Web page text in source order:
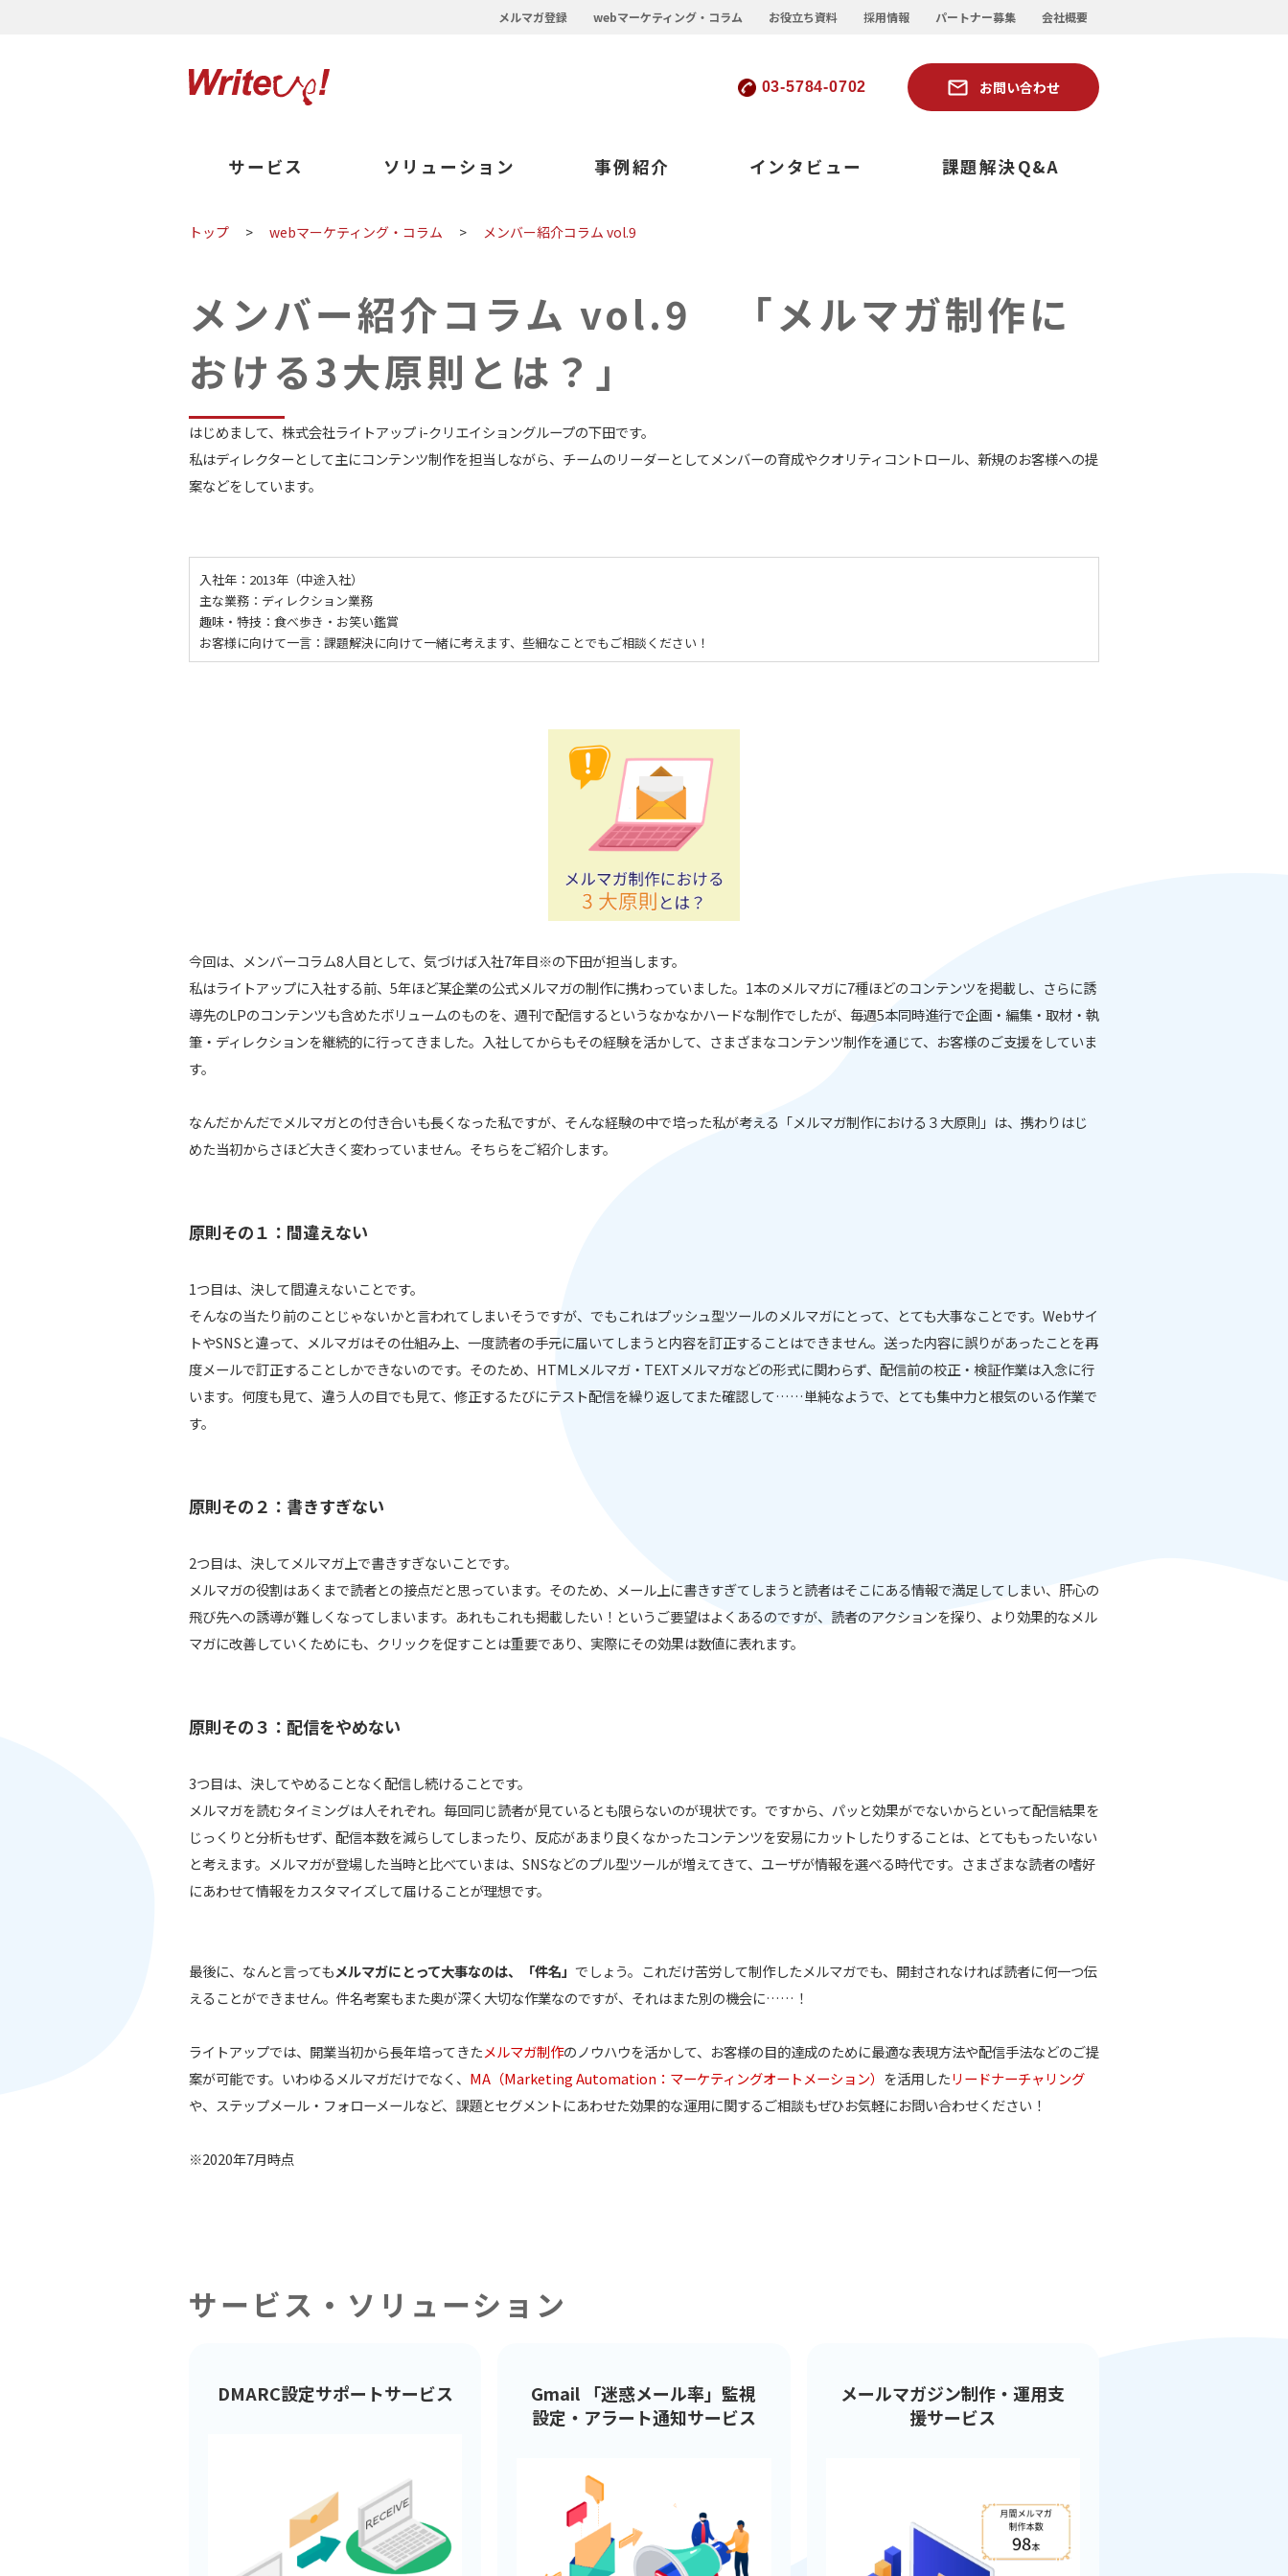
メルマガ登録 webマーケティング・コラム お役立ち資料 採用情報 パートナー募集 会社概要
03-5784-0702 お問い合わせ
サービス ソリューション 事例紹介 インタビュー 課題解決Q&A
トップ > webマーケティング・コラム > メンバー紹介コラム vol.9
メンバー紹介コラム vol.9 「メルマガ制作に
おける3大原則とは？」
はじめまして、株式会社ライトアップ i-クリエイショングループの下田です。
私はディレクターとして主にコンテンツ制作を担当しながら、チームのリーダーとしてメンバーの育成やクオリティコントロール、新規のお客様への提
案などをしています。
入社年：2013年（中途入社）
主な業務：ディレクション業務
趣味・特技：食べ歩き・お笑い鑑賞
お客様に向けて一言：課題解決に向けて一緒に考えます、些細なことでもご相談ください！
今回は、メンバーコラム8人目として、気づけば入社7年目※の下田が担当します。
私はライトアップに入社する前、5年ほど某企業の公式メルマガの制作に携わっていました。1本のメルマガに7種ほどのコンテンツを掲載し、さらに誘
導先のLPのコンテンツも含めたボリュームのものを、週刊で配信するというなかなかハードな制作でしたが、毎週5本同時進行で企画・編集・取材・執
筆・ディレクションを継続的に行ってきました。入社してからもその経験を活かして、さまざまなコンテンツ制作を通じて、お客様のご支援をしていま
す。
なんだかんだでメルマガとの付き合いも長くなった私ですが、そんな経験の中で培った私が考える「メルマガ制作における３大原則」は、携わりはじ
めた当初からさほど大きく変わっていません。そちらをご紹介します。
原則その１：間違えない
1つ目は、決して間違えないことです。
そんなの当たり前のことじゃないかと言われてしまいそうですが、でもこれはプッシュ型ツールのメルマガにとって、とても大事なことです。Webサイ
トやSNSと違って、メルマガはその仕組み上、一度読者の手元に届いてしまうと内容を訂正することはできません。送った内容に誤りがあったことを再
度メールで訂正することしかできないのです。そのため、HTMLメルマガ・TEXTメルマガなどの形式に関わらず、配信前の校正・検証作業は入念に行
います。何度も見て、違う人の目でも見て、修正するたびにテスト配信を繰り返してまた確認して……単純なようで、とても集中力と根気のいる作業で
す。
原則その２：書きすぎない
2つ目は、決してメルマガ上で書きすぎないことです。
メルマガの役割はあくまで読者との接点だと思っています。そのため、メール上に書きすぎてしまうと読者はそこにある情報で満足してしまい、肝心の
飛び先への誘導が難しくなってしまいます。あれもこれも掲載したい！というご要望はよくあるのですが、読者のアクションを探り、より効果的なメル
マガに改善していくためにも、クリックを促すことは重要であり、実際にその効果は数値に表れます。
原則その３：配信をやめない
3つ目は、決してやめることなく配信し続けることです。
メルマガを読むタイミングは人それぞれ。毎回同じ読者が見ているとも限らないのが現状です。ですから、パッと効果がでないからといって配信結果を
じっくりと分析もせず、配信本数を減らしてしまったり、反応があまり良くなかったコンテンツを安易にカットしたりすることは、とてももったいない
と考えます。メルマガが登場した当時と比べていまは、SNSなどのプル型ツールが増えてきて、ユーザが情報を選べる時代です。さまざまな読者の嗜好
にあわせて情報をカスタマイズして届けることが理想です。
最後に、なんと言ってもメルマガにとって大事なのは、「件名」 でしょう。これだけ苦労して制作したメルマガでも、開封されなければ読者に何一つ伝
えることができません。件名考案もまた奥が深く大切な作業なのですが、それはまた別の機会に……！
ライトアップでは、開業当初から長年培ってきたメルマガ制作のノウハウを活かして、お客様の目的達成のために最適な表現方法や配信手法などのご提
案が可能です。いわゆるメルマガだけでなく、 MA（Marketing Automation：マーケティングオートメーション） を活用したリードナーチャリング
や、ステップメール・フォローメールなど、課題とセグメントにあわせた効果的な運用に関するご相談もぜひお気軽にお問い合わせください！
※2020年7月時点
サービス・ソリューション
DMARC設定サポートサービス
Gmail 「迷惑メール率」監視
設定・アラート通知サービス
メールマガジン制作・運用支
援サービス